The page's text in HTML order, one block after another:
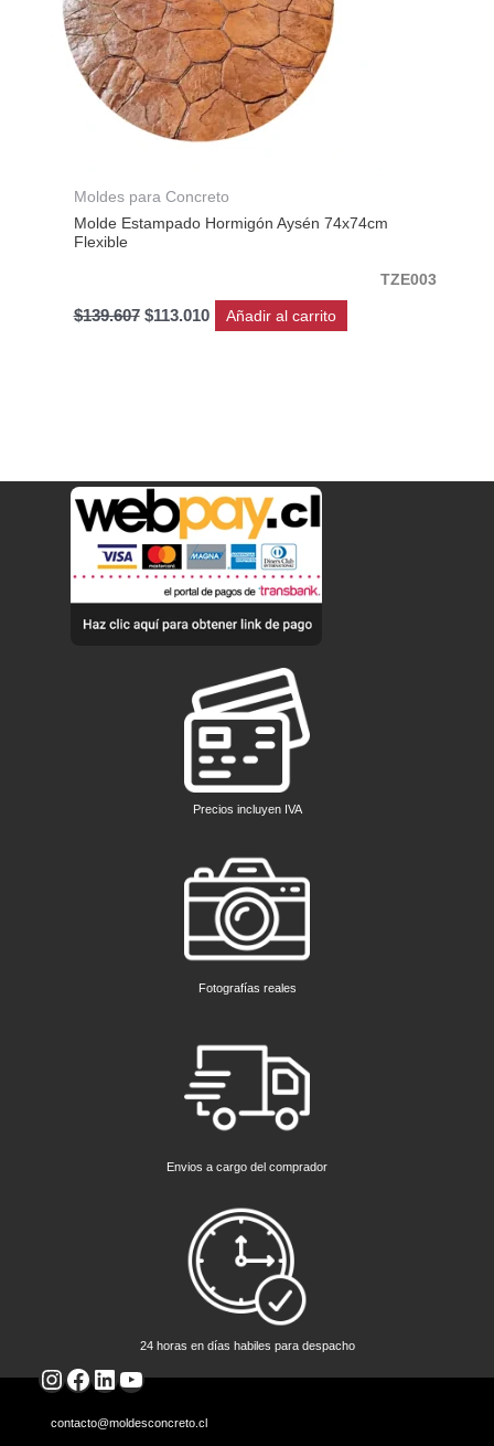
Moldes para Concreto
Molde Estampado Hormigón Aysén 74x74cm
Flexible
TZE003
$139.607 $113.010 Añadir al carrito
Precios incluyen IVA
Fotografías reales
Envios a cargo del comprador
24 horas en días habiles para despacho
Instagram
Facebook
LinkedIn
YouTube
contacto@moldesconcreto.cl